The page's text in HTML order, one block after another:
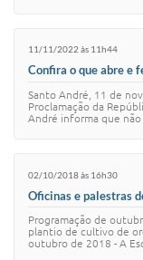
11/11/2022 às 11h44
Confira o que abre e
Santo André, 11 de
Proclamação da
André informa que
02/10/2018 às 16h30
Oficinas e palestras
Programação de
plantio de cultivo de
outubro de 2018 - A